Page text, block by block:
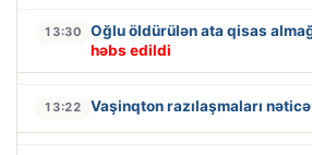
13:30 Oğlu öldürülən ata qisas
həbs edildi
13:22 Vaşinqton razılaşmaları